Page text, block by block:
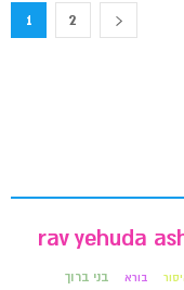
1 2
rav yehuda
בורא בני ברוך